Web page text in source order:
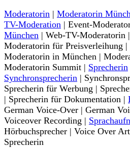
Moderatorin | Moderatorin
TV-Moderation | Event-
München | Web-TV-Moderatorin
Moderatorin für Preisverleihung
Moderatorin in München |
Moderatorin Summit | Sprecherin
Synchronsprecherin |
Sprecherin für Werbung |
| Sprecherin für Dokumentation |
German Voice-Over | German
Voiceover Recording |
Hörbuchsprecher | Voice Over
Sprecherin